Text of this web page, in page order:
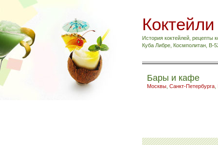
История коктейлей, рецепты
Куба Либре, Космполитан, B-
Бары и кафе
Москвы Санкт-Петербурга